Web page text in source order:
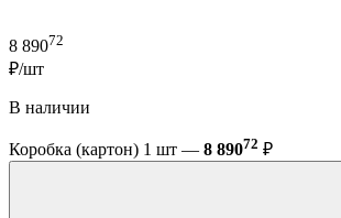
8 89072
₽/шт
В наличии
Коробка (картон) 1 шт — 8 89072 ₽